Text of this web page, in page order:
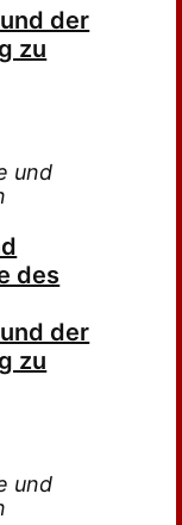
der
zu
und
des
der
zu
und